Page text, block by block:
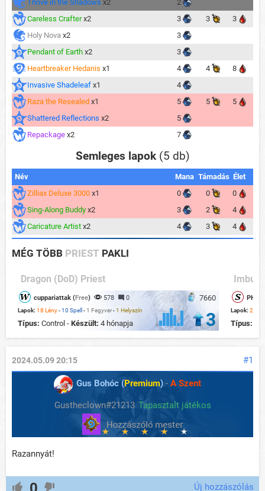
Thrive in the Shadows x2
2
Careless Crafter x2 3 3
3
Holy Nova x2
3
Pendant of Earth x2
3
Heartbreaker Hedanis x1 4 4
8
Invasive Shadeleaf x1
4
Raza the Resealed x1 5 5
5
Shattered Reflections x2
5
Repackage x2 7
Semleges lapok (5 db)
Név Mana Támadás Élet
Zilliax Deluxe 3000 x1 0 0
0
Sing-Along Buddy x2 3 2
4
Caricature Artist x2 4 3 4
MÉG TÖBB PRIEST PAKLI
Dragon (DoD) Priest
7660
cuppariattak (Free) 578 0
Lapok: 18 Lény-10 Spell - 1 Fegyver-1 Helyszín
Típus: Control - Készült: 4 hónapja 3
Imbue
Lapok: 20
Típus:
#1
2024.05.09 20:15
Gus Bohóc (Premium) - A Szent
Gustheclown#21213 Tapasztalt játékos
Razannyát!
Új hozzászólás